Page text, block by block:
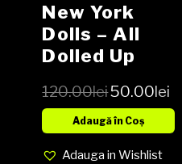
New York
Dolls – All
Dolled Up
Vinyl LP
120.00lei50.00lei
Adaugă în Coș
Adauga in Wishlist